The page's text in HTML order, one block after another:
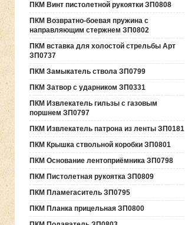
ПКМ Винт пистолетной рукоятки ЗП0808
ПКМ Возвратно-боевая пружина с
направляющим стержнем ЗП0802
ПКМ вставка для холостой стрельбы Арт
ЗП0737
ПКМ Замыкатель ствола ЗП0799
ПКМ Затвор с ударником ЗП0331
ПКМ Извлекатель гильзы с газовым
поршнем ЗП0797
ПКМ Извлекатель патрона из ленты ЗП0181
ПКМ Крышка ствольной коробки ЗП0801
ПКМ Основание лентоприёмника ЗП0798
ПКМ Пистолетная рукоятка ЗП0809
ПКМ Пламегаситель ЗП0795
ПКМ Планка прицельная ЗП0800